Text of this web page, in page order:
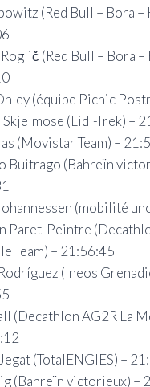
(Red Bull – Bora –
(Red Bull – Bora –
(équipe Picnic
(Lidl-Trek) –
(Movistar Team) –
Buitrago (Bahreïn
(mobilité
Paret-Peintre
Team) – 21:56:45
(Ineos
(Decathlon AG2R La
(TotalENGIES) –
(Bahreïn victorieux) –